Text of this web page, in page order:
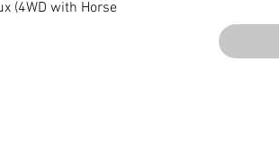
(4WD with Horse